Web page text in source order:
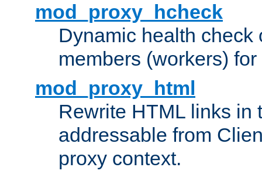
mod_proxy_hcheck
Dynamic health check
members (workers) for
mod_proxy_html
Rewrite HTML links in
addressable from
proxy context.